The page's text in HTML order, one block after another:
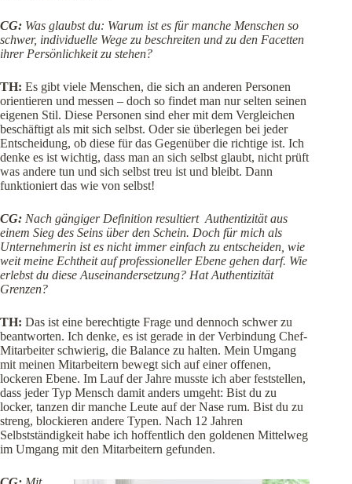
CG: Was glaubst du: Warum ist es für manche Menschen so
schwer, individuelle Wege zu beschreiten und zu den Facetten
ihrer Persönlichkeit zu stehen?
TH: Es gibt viele Menschen, die sich an anderen Personen
orientieren und messen – doch so findet man nur selten seinen
eigenen Stil. Diese Personen sind eher mit dem Vergleichen
beschäftigt als mit sich selbst. Oder sie überlegen bei jeder
Entscheidung, ob diese für das Gegenüber die richtige ist. Ich
denke es ist wichtig, dass man an sich selbst glaubt, nicht prüft
was andere tun und sich selbst treu ist und bleibt. Dann
funktioniert das wie von selbst!
CG: Nach gängiger Definition resultiert Authentizität aus
einem Sieg des Seins über den Schein. Doch für mich als
Unternehmerin ist es nicht immer einfach zu entscheiden, wie
weit meine Echtheit auf professioneller Ebene gehen darf. Wie
erlebst du diese Auseinandersetzung? Hat Authentizität
Grenzen?
TH: Das ist eine berechtigte Frage und dennoch schwer zu
beantworten. Ich denke, es ist gerade in der Verbindung Chef-
Mitarbeiter schwierig, die Balance zu halten. Mein Umgang
mit meinen Mitarbeitern bewegt sich auf einer offenen,
lockeren Ebene. Im Lauf der Jahre musste ich aber feststellen,
dass jeder Typ Mensch damit anders umgeht: Bist du zu
locker, tanzen dir manche Leute auf der Nase rum. Bist du zu
streng, blockieren andere Typen. Nach 12 Jahren
Selbstständigkeit habe ich hoffentlich den goldenen Mittelweg
im Umgang mit den Mitarbeitern gefunden.